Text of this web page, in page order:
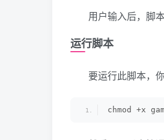
用户输入后，脚
运行脚本
要运行此脚本，
chmod +x